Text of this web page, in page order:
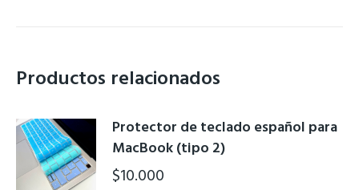
Productos relacionados
Protector de teclado español para
MacBook (tipo 2)
$10.000